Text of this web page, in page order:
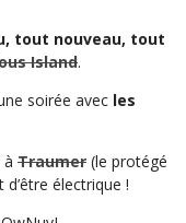
tout nouveau, tout
Island.
soirée avec les
à Traumer (le protégé
électrique !